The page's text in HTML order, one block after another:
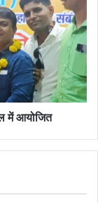
में आयोजित